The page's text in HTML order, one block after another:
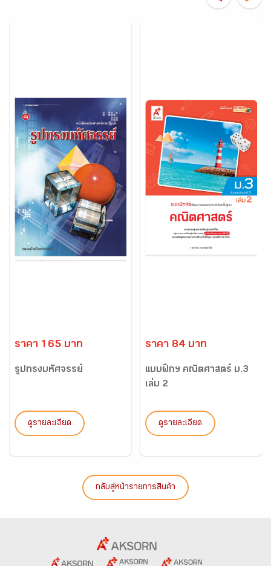
ราคา 165 บาท
รูปทรงมหัศจรรย์
ดูรายละเอียด
ราคา 84 บาท
แบบฝึกฯ คณิตศาสตร์ ม.3
เล่ม 2
ดูรายละเอียด
กลับสู่หน้ารายการสินค้า